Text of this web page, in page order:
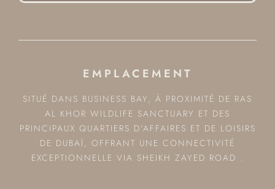
EMPLACEMENT
SITUÉ DANS BUSINESS BAY, À PROXIMITÉ DE RAS
AL KHOR WILDLIFE SANCTUARY ET DES
PRINCIPAUX QUARTIERS D'AFFAIRES ET DE LOISIRS
DE DUBAÏ, OFFRANT UNE CONNECTIVITÉ
EXCEPTIONNELLE VIA SHEIKH ZAYED ROAD​ .